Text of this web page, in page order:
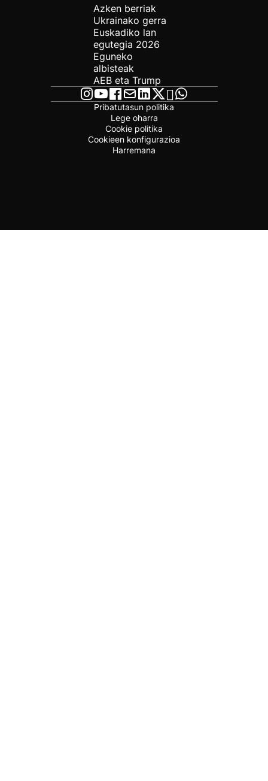
Azken berriak
Ukrainako gerra
Euskadiko lan
egutegia 2026
Eguneko
albisteak
AEB eta Trump
Pribatutasun politika
Lege oharra
Cookie politika
Cookieen konfigurazioa
Harremana